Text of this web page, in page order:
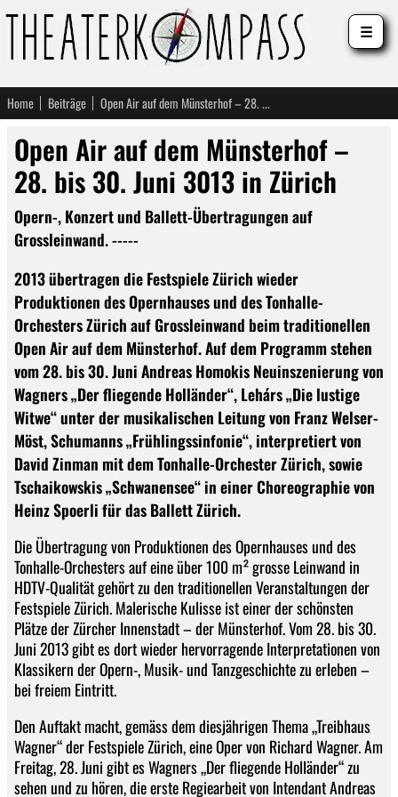
Home Beiträge Open Air auf dem Münsterhof – 28. bis 30. Juni 3013 in Zürich
Open Air auf dem Münsterhof –
28. bis 30. Juni 3013 in Zürich
Opern-, Konzert und Ballett-Übertragungen auf
Grossleinwand. -----
2013 übertragen die Festspiele Zürich wieder
Produktionen des Opernhauses und des Tonhalle-
Orchesters Zürich auf Grossleinwand beim traditionellen
Open Air auf dem Münsterhof. Auf dem Programm stehen
vom 28. bis 30. Juni Andreas Homokis Neuinszenierung von
Wagners „Der fliegende Holländer“, Lehárs „Die lustige
Witwe“ unter der musikalischen Leitung von Franz Welser-
Möst, Schumanns „Frühlingssinfonie“, interpretiert von
David Zinman mit dem Tonhalle-Orchester Zürich, sowie
Tschaikowskis „Schwanensee“ in einer Choreographie von
Heinz Spoerli für das Ballett Zürich.
Die Übertragung von Produktionen des Opernhauses und des
Tonhalle-Orchesters auf eine über 100 m² grosse Leinwand in
HDTV-Qualität gehört zu den traditionellen Veranstaltungen der
Festspiele Zürich. Malerische Kulisse ist einer der schönsten
Plätze der Zürcher Innenstadt – der Münsterhof. Vom 28. bis 30.
Juni 2013 gibt es dort wieder hervorragende Interpretationen von
Klassikern der Opern-, Musik- und Tanzgeschichte zu erleben –
bei freiem Eintritt.
Den Auftakt macht, gemäss dem diesjährigen Thema „Treibhaus
Wagner“ der Festspiele Zürich, eine Oper von Richard Wagner. Am
Freitag, 28. Juni gibt es Wagners „Der fliegende Holländer“ zu
sehen und zu hören, die erste Regiearbeit von Intendant Andreas
☰